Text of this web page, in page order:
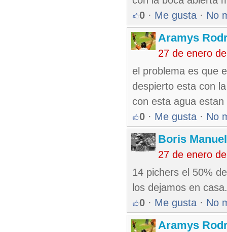
0 · Me gusta · No
Aramys
27 de enero
el problema es que
despierto esta con
con esta agua
0 · Me gusta · No
Boris
27 de enero
14 pichers el 50%
los dejamos en casa.
0 · Me gusta · No
Aramys